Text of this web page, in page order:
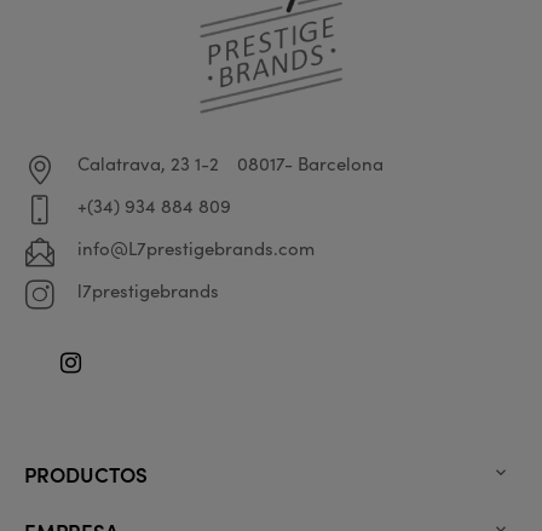
Calatrava, 23 1-2
08017- Barcelona
+(34) 934 884 809
info@L7prestigebrands.com
l7prestigebrands
Instagram
PRODUCTOS 